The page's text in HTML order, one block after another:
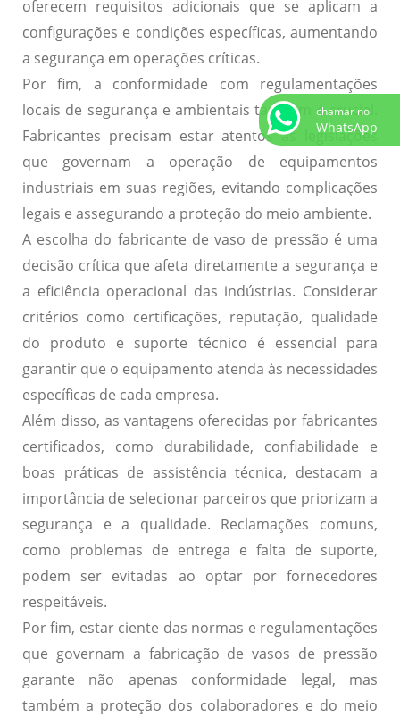
oferecem requisitos adicionais que se aplicam a
configurações e condições específicas, aumentando
a segurança em operações críticas.
Por fim, a conformidade com regulamentações
locais de segurança e ambientais também é crucial.
Fabricantes precisam estar atentos às legislações
que governam a operação de equipamentos
industriais em suas regiões, evitando complicações
legais e assegurando a proteção do meio ambiente.
A escolha do fabricante de vaso de pressão é uma
decisão crítica que afeta diretamente a segurança e
a eficiência operacional das indústrias. Considerar
critérios como certificações, reputação, qualidade
do produto e suporte técnico é essencial para
garantir que o equipamento atenda às necessidades
específicas de cada empresa.
Além disso, as vantagens oferecidas por fabricantes
certificados, como durabilidade, confiabilidade e
boas práticas de assistência técnica, destacam a
importância de selecionar parceiros que priorizam a
segurança e a qualidade. Reclamações comuns,
como problemas de entrega e falta de suporte,
podem ser evitadas ao optar por fornecedores
respeitáveis.
Por fim, estar ciente das normas e regulamentações
que governam a fabricação de vasos de pressão
garante não apenas conformidade legal, mas
também a proteção dos colaboradores e do meio
chamar no
WhatsApp